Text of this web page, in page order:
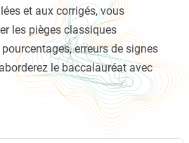
et aux corrigés, vous
les pièges classiques
erreurs de signes
le baccalauréat avec